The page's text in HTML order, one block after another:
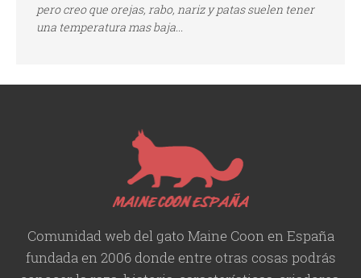
pero creo que orejas, rabo, nariz y patas suelen tener
una temperatura mas baja...
Comunidad web del gato Maine Coon en España
fundada en 2006 donde entre otras cosas podrás